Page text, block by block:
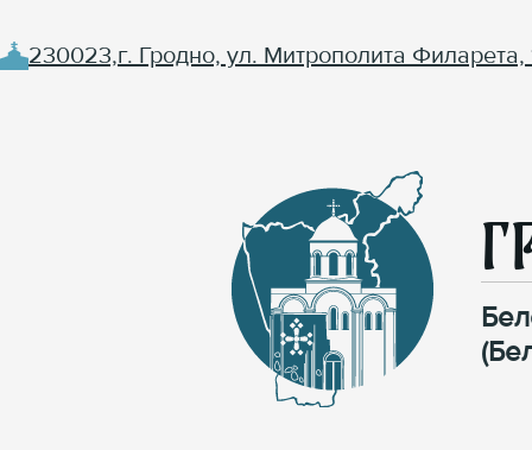
230023,г. Гродно, ул. Митрополита Филарета,